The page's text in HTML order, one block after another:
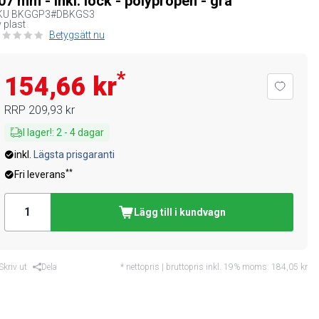
BKGGP3#DBKGS3
plast
Betygsätt nu
154,66 kr*
RRP 209,93 kr
I lager!: 2 - 4dagar
inkl.
Lägsta prisgaranti
Fri leverans**
Lägg till i kundvagn
ut Dela * nettopris | bruttopris inkl. 19% moms: 184,05 kr